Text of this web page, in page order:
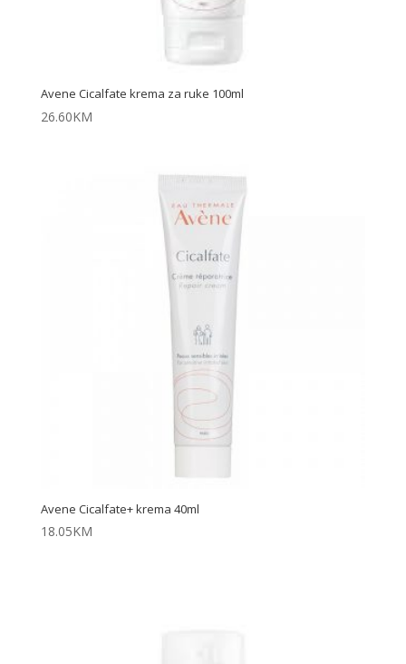
Avene Cicalfate krema za ruke 100ml
26.60KM
Avene Cicalfate+ krema 40ml
18.05KM